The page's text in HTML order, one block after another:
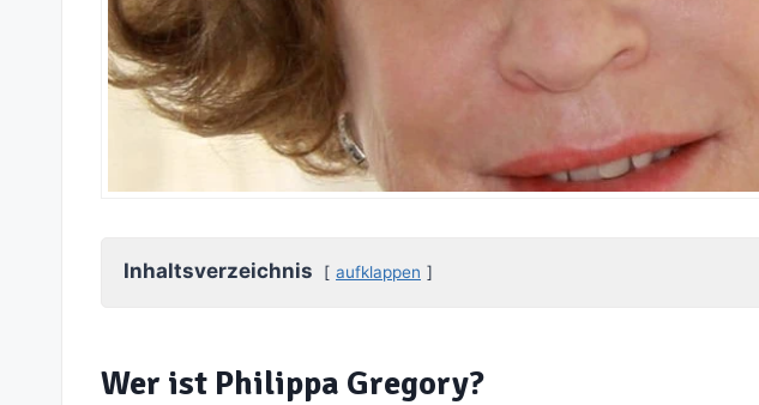
Inhaltsverzeichnis aufklappen
Wer ist Philippa Gregory?